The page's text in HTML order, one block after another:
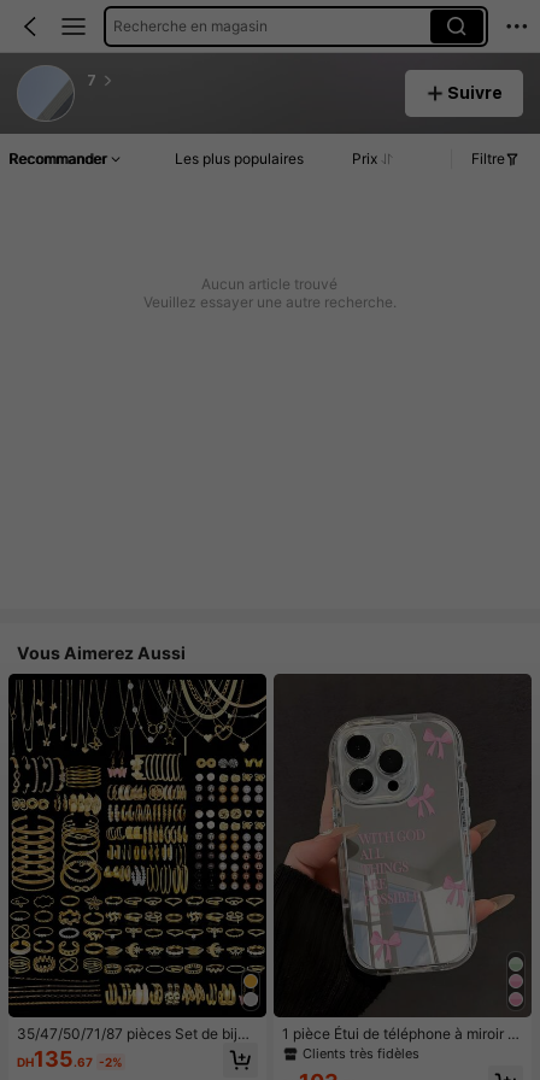
Recherche en magasin
7
Suivre
Recommander Les plus populaires Prix Filtre
Aucun article trouvé
Veuillez essayer une autre recherche.
Vous Aimerez Aussi
35/47/50/71/87 pièces Set de bijou
x style bohème, comprenant des bo
ucles d'oreilles, colliers, bagues, br
DH135.67 -2%
1 pièce Étui de téléphone à miroir ro
se minimaliste, style fille avec motif
Clients très fidèles